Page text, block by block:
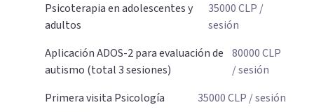
Psicoterapia en adolescentes y
adultos
35000 CLP /
sesión
Aplicación ADOS-2 para evaluación de
autismo (total 3 sesiones)
80000CLP
/ sesión
Primera visita Psicología
35000CLP / sesión